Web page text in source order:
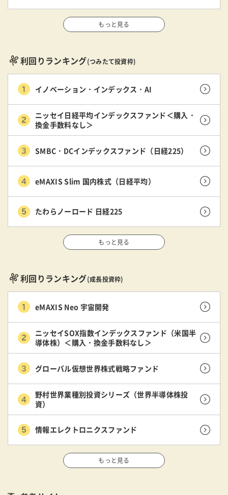
もっと見る
利回りランキング(つみたて投資枠)
イノベーション・インデックス・AI
ニッセイ日経平均インデックスファンド＜購入・
換金手数料なし＞
SMBC・DCインデックスファンド（日経225）
eMAXIS Slim 国内株式（日経平均）
たわらノーロード 日経225
もっと見る
利回りランキング(成長投資枠)
eMAXIS Neo 宇宙開発
ニッセイSOX指数インデックスファンド（米国半
導体株）＜購入・換金手数料なし＞
グローバル仮想世界株式戦略ファンド
野村世界業種別投資シリーズ（世界半導体株投
資）
情報エレクトロニクスファンド
もっと見る